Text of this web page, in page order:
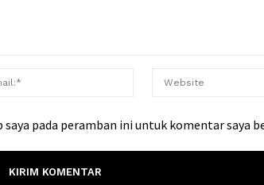
pada peramban ini untuk komentar saya